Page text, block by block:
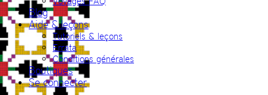
Blog
Aide & leçons
Tutoriels & leçons
Errata
Conditions générales
Boutiques
Se connecter